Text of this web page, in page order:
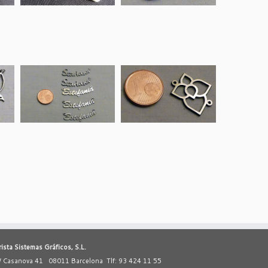
Sistemas Gráficos, S.L.
Casanova 41 08011 Barcelona Tlf: 93 424 11 55